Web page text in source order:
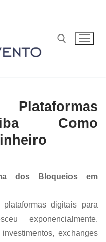
Como
dos Bloqueios em
digitais para
exponencialmente.
exchanges